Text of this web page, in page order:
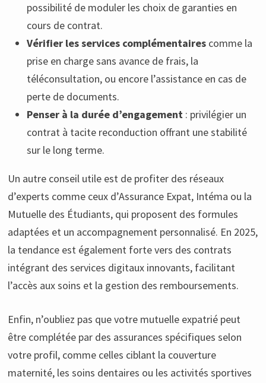
possibilité de moduler les choix de garanties en
cours de contrat.
Vérifier les services complémentairescomme la
prise en charge sans avance de frais, la
téléconsultation, ou encore l’assistance en cas de
perte de documents.
Penser à la durée d’engagement: privilégier un
contrat à tacite reconduction offrant une stabilité
sur le long terme.
Un autre conseil utile est de profiter des réseaux
d’experts comme ceux d’Assurance Expat, Intéma ou la
Mutuelle des Étudiants, qui proposent des formules
adaptées et un accompagnement personnalisé. En 2025,
la tendance est également forte vers des contrats
intégrant des services digitaux innovants, facilitant
l’accès aux soins et la gestion des remboursements.
Enfin, n’oubliez pas que votre mutuelle expatrié peut
être complétée par des assurances spécifiques selon
votre profil, comme celles ciblant la couverture
maternité, les soins dentaires ou les activités sportives